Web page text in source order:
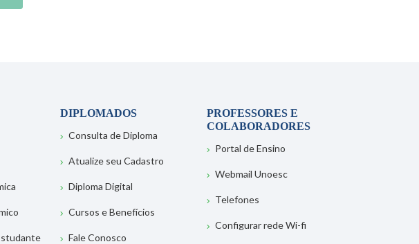
DIPLOMADOS
Consulta de Diploma
Atualize seu Cadastro
Diploma Digital
Cursos e Benefícios
Fale Conosco
PROFESSORES E
COLABORADORES
Portal de Ensino
Webmail Unoesc
Telefones
Configurar rede Wi-fi